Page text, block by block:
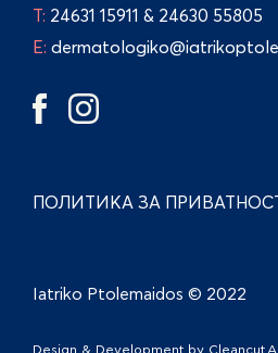
Τ: 24631 15911 & 24630 55805
E:
ПОЛИТИКА ЗА
Iatriko Ptolemaidos © 2022
Design & Development by Cleancut